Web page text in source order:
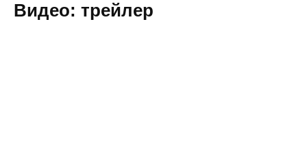
Видео: трейлер